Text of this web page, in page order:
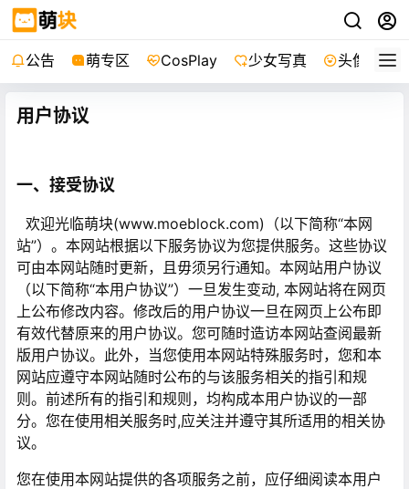
公告 萌专区 CosPlay 少女写真 头像
用户协议
一、接受协议
欢迎光临萌块(www.moeblock.com)（以下简称“本网
站”）。本网站根据以下服务协议为您提供服务。这些协议
可由本网站随时更新，且毋须另行通知。本网站用户协议
（以下简称“本用户协议”）一旦发生变动, 本网站将在网页
上公布修改内容。修改后的用户协议一旦在网页上公布即
有效代替原来的用户协议。您可随时造访本网站查阅最新
版用户协议。此外，当您使用本网站特殊服务时，您和本
网站应遵守本网站随时公布的与该服务相关的指引和规
则。前述所有的指引和规则，均构成本用户协议的一部
分。您在使用相关服务时,应关注并遵守其所适用的相关协
议。
您在使用本网站提供的各项服务之前，应仔细阅读本用户